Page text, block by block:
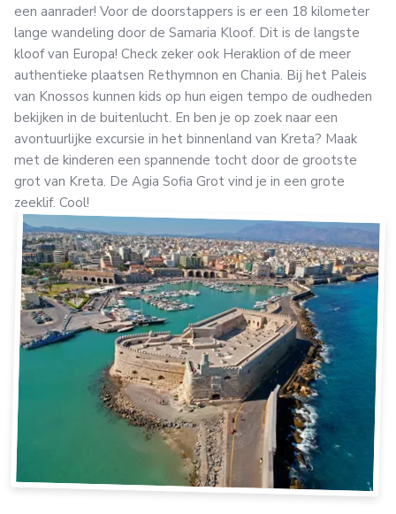
een aanrader! Voor de doorstappers is er een 18 kilometer
lange wandeling door de Samaria Kloof. Dit is de langste
kloof van Europa! Check zeker ook Heraklion of de meer
authentieke plaatsen Rethymnon en Chania. Bij het Paleis
van Knossos kunnen kids op hun eigen tempo de oudheden
bekijken in de buitenlucht. En ben je op zoek naar een
avontuurlijke excursie in het binnenland van Kreta? Maak
met de kinderen een spannende tocht door de grootste
grot van Kreta. De Agia Sofia Grot vind je in een grote
zeeklif. Cool!